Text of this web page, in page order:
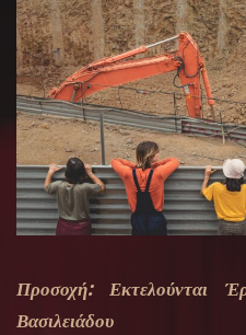
Προσοχή: Εκτελούνται
Βασιλειάδου